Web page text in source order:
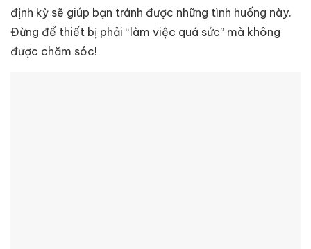
định kỳ sẽ giúp bạn tránh được những tình huống này.
Đừng để thiết bị phải “làm việc quá sức” mà không
được chăm sóc!